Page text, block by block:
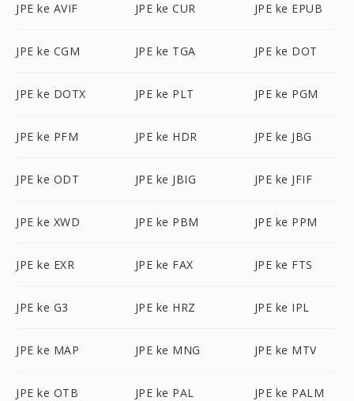
JPE ke AVIF JPE ke CUR JPE ke EPUB
JPE ke CGM JPE ke TGA JPE ke DOT
JPE ke DOTX JPE ke PLT JPE ke PGM
JPE ke PFM JPE ke HDR JPE ke JBG
JPE ke ODT JPE ke JBIG JPE ke JFIF
JPE ke XWD JPE ke PBM JPE ke PPM
JPE ke EXR JPE ke FAX JPE ke FTS
JPE ke G3 JPE ke HRZ JPE ke IPL
JPE ke MAP JPE ke MNG JPE ke MTV
JPE ke OTB JPE ke PAL JPE ke PALM